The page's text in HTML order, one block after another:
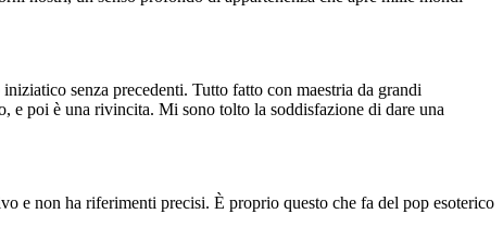
senza precedenti. Tutto fatto con maestria da grandi
e poi è una rivincita. Mi sono tolto la soddisfazione di dare una
e non ha riferimenti precisi. È proprio questo che fa del pop esoterico